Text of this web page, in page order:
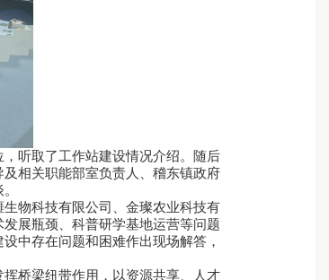
听取了工作站建设情况介绍。随后
相关职能部室负责人、稽东镇政府
物科技有限公司、金璨农业科技有
展瓶颈、科普研学基地运营等问题
中存在问题和困难作出现场解答，
桥梁纽带作用，以资源共享、人才